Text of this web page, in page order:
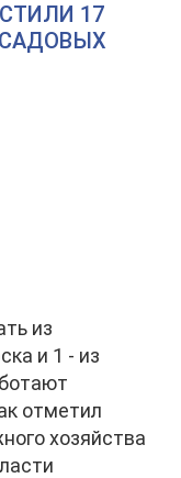
17
из
и 1 - из
отметил
хозяйства